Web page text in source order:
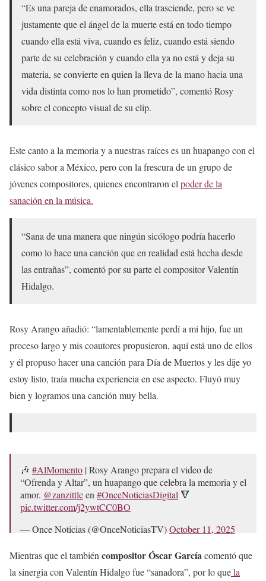
“Es una pareja de enamorados, ella trasciende, pero se ve
justamente que el ángel de la muerte está en todo tiempo
cuando ella está viva, cuando es feliz, cuando está siendo
parte de su celebración y cuando ella ya no está y deja su
materia, se convierte en quien la lleva de la mano hacia una
vida distinta como nos lo han prometido”, comentó Rosy
sobre el concepto visual de su clip.
Este canto a la memoria y a nuestras raíces es un huapango con el
clásico sabor a México, pero con la frescura de un grupo de
jóvenes compositores, quienes encontraron el poder de la
sanación en la música.
“Sana de una manera que ningún sicólogo podría hacerlo
como lo hace una canción que en realidad está hecha desde
las entrañas”, comentó por su parte el compositor Valentín
Hidalgo.
Rosy Arango añadió: “lamentablemente perdí a mi hijo, fue un
proceso largo y mis coautores propusieron, aquí está uno de ellos
y él propuso hacer una canción para Día de Muertos y les dije yo
estoy listo, traía mucha experiencia en ese aspecto. Fluyó muy
bien y logramos una canción muy bella.
🎶 #AlMomento | Rosy Arango prepara el video de
“Ofrenda y Altar”, un huapango que celebra la memoria y el
amor. @zanzittleen #OnceNoticiasDigital 🔻
pic.twitter.com/j2ywtCC0BO
— Once Noticias (@OnceNoticiasTV)October 11, 2025
Mientras que el también compositor Óscar Garcíacomentó que
la sinergia con Valentín Hidalgo fue “sanadora”, por lo quela